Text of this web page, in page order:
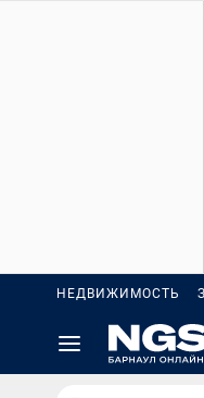
НЕДВИЖИМОСТЬ